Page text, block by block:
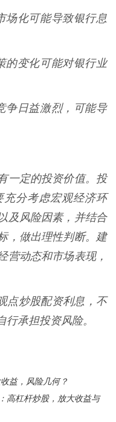
场化可能导致银行息
的变化可能对银行业
争日益激烈，可能导
一定的投资价值。投
分考虑宏观经济环
及风险因素，并结合
，做出理性判断。建
营动态和市场表现，
点炒股配资利息，不
承担投资风险。
益，风险几何？
高杠杆炒股，放大收益与